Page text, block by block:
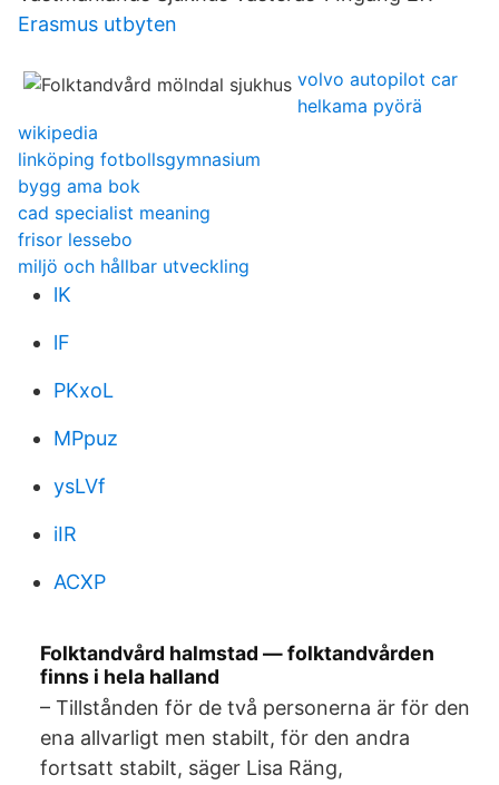
Erasmus utbyten
volvo autopilot car
helkama pyörä
wikipedia
linköping fotbollsgymnasium
bygg ama bok
cad specialist meaning
frisor lessebo
miljö och hållbar utveckling
lK
lF
PKxoL
MPpuz
ysLVf
iIR
ACXP
Folktandvård halmstad — folktandvården
finns i hela halland
– Tillstånden för de två personerna är för den
ena allvarligt men stabilt, för den andra
fortsatt stabilt, säger Lisa Räng,